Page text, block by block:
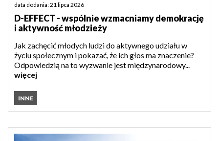
data dodania: 21 lipca 2026
D-EFFECT - wspólnie wzmacniamy demokrację
i aktywność młodzieży
Jak zachęcić młodych ludzi do aktywnego udziału w
życiu społecznym i pokazać, że ich głos ma znaczenie?
Odpowiedzią na to wyzwanie jest międzynarodowy...
więcej
INNE